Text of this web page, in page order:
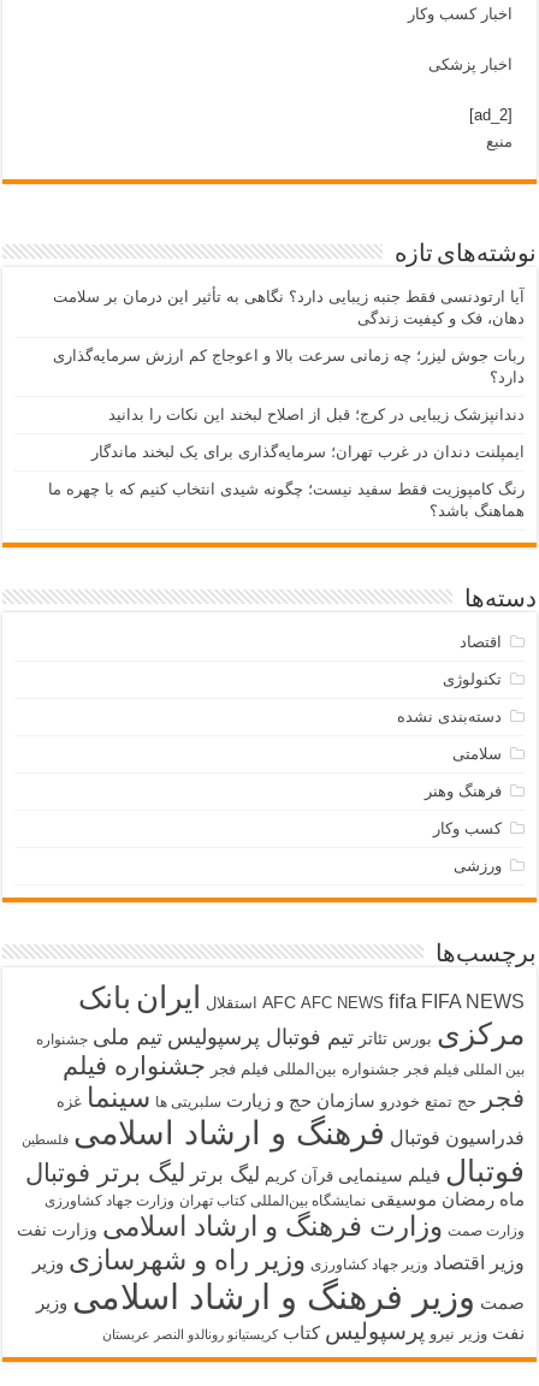
اخبار کسب وکار
اخبار پزشکی
[ad_2]
منبع
نوشته‌های تازه
آیا ارتودنسی فقط جنبه زیبایی دارد؟ نگاهی به تأثیر این درمان بر سلامت
دهان، فک و کیفیت زندگی
ربات جوش لیزر؛ چه زمانی سرعت بالا و اعوجاج کم ارزش سرمایه‌گذاری
دارد؟
دندانپزشک زیبایی در کرج؛ قبل از اصلاح لبخند این نکات را بدانید
ایمپلنت دندان در غرب تهران؛ سرمایه‌گذاری برای یک لبخند ماندگار
رنگ کامپوزیت فقط سفید نیست؛ چگونه شیدی انتخاب کنیم که با چهره ما
هماهنگ باشد؟
دسته‌ها
اقتصاد
تکنولوژی
دسته‌بندی نشده
سلامتی
فرهنگ وهنر
کسب وکار
ورزشی
برچسب‌ها
AFC AFC NEWS fifa FIFA NEWS استقلال ایران بانک
مرکزی بورس تئاتر تیم فوتبال پرسپولیس تیم ملی جشنواره
بین المللی فیلم فجر جشنواره بین‌المللی فیلم فجر جشنواره فیلم
فجر
حج تمتع خودرو سازمان حج و زیارت سلبریتی ها سینما غزه
فدراسیون فوتبال فرهنگ و ارشاد اسلامی فلسطین
فوتبال فیلم سینمایی قرآن کریم لیگ برتر لیگ برتر فوتبال
ماه رمضان موسیقی نمایشگاه بین‌المللی کتاب تهران وزارت جهاد کشاورزی
وزارت صمت وزارت فرهنگ و ارشاد اسلامی وزارت نفت
وزیر اقتصاد وزیر جهاد کشاورزی وزیر راه و شهرسازی وزیر
صمت وزیر فرهنگ و ارشاد اسلامی وزیر
نفت وزیر نیرو پرسپولیس کتاب کریستیانو رونالدو النصر عربستان